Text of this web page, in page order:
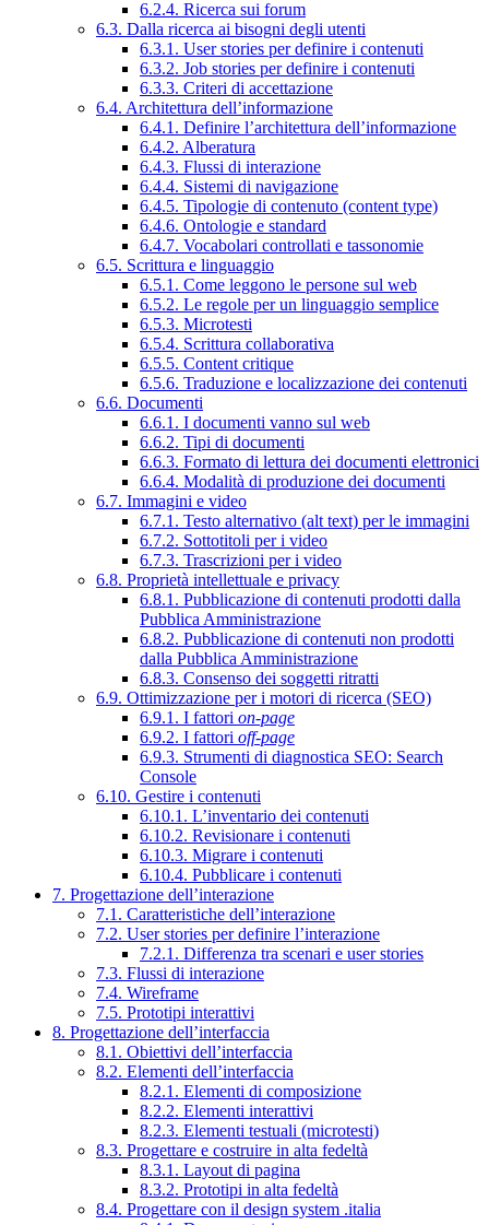
6.2.4. Ricerca sui forum
6.3. Dalla ricerca ai bisogni degli utenti
6.3.1. User stories per definire i contenuti
6.3.2. Job stories per definire i contenuti
6.3.3. Criteri di accettazione
6.4. Architettura dell’informazione
6.4.1. Definire l’architettura dell’informazione
6.4.2. Alberatura
6.4.3. Flussi di interazione
6.4.4. Sistemi di navigazione
6.4.5. Tipologie di contenuto (content type)
6.4.6. Ontologie e standard
6.4.7. Vocabolari controllati e tassonomie
6.5. Scrittura e linguaggio
6.5.1. Come leggono le persone sul web
6.5.2. Le regole per un linguaggio semplice
6.5.3. Microtesti
6.5.4. Scrittura collaborativa
6.5.5. Content critique
6.5.6. Traduzione e localizzazione dei contenuti
6.6. Documenti
6.6.1. I documenti vanno sul web
6.6.2. Tipi di documenti
6.6.3. Formato di lettura dei documenti elettronici
6.6.4. Modalità di produzione dei documenti
6.7. Immagini e video
6.7.1. Testo alternativo (alt text) per le immagini
6.7.2. Sottotitoli per i video
6.7.3. Trascrizioni per i video
6.8. Proprietà intellettuale e privacy
6.8.1. Pubblicazione di contenuti prodotti dalla
Pubblica Amministrazione
6.8.2. Pubblicazione di contenuti non prodotti
dalla Pubblica Amministrazione
6.8.3. Consenso dei soggetti ritratti
6.9. Ottimizzazione per i motori di ricerca (SEO)
6.9.1. I fattori on-page
6.9.2. I fattori off-page
6.9.3. Strumenti di diagnostica SEO: Search
Console
6.10. Gestire i contenuti
6.10.1. L’inventario dei contenuti
6.10.2. Revisionare i contenuti
6.10.3. Migrare i contenuti
6.10.4. Pubblicare i contenuti
7. Progettazione dell’interazione
7.1. Caratteristiche dell’interazione
7.2. User stories per definire l’interazione
7.2.1. Differenza tra scenari e user stories
7.3. Flussi di interazione
7.4. Wireframe
7.5. Prototipi interattivi
8. Progettazione dell’interfaccia
8.1. Obiettivi dell’interfaccia
8.2. Elementi dell’interfaccia
8.2.1. Elementi di composizione
8.2.2. Elementi interattivi
8.2.3. Elementi testuali (microtesti)
8.3. Progettare e costruire in alta fedeltà
8.3.1. Layout di pagina
8.3.2. Prototipi in alta fedeltà
8.4. Progettare con il design system .italia